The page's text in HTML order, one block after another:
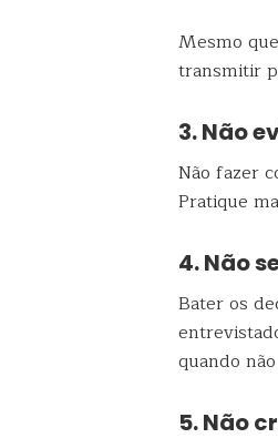
Mesmo
transmitir
3. Não
Não fazer
Pratique
4. Não
Bater os
quando
5. Não